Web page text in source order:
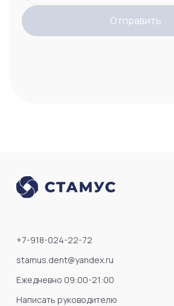
Отправить
+7-918-024-22-72
stamus.dent@yandex.ru
Ежедневно 09:00-21:00
Написать руководителю